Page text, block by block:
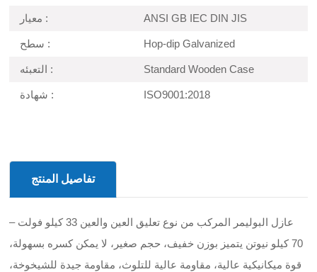
معيار : ANSI GB IEC DIN JIS
سطح : Hop-dip Galvanized
التعبئه : Standard Wooden Case
شهادة : ISO9001:2018
تفاصيل المنتج
عازل البوليمر المركب من نوع تعليق العين والعين 33 كيلو فولت –
70 كيلو نيوتن يتميز بوزن خفيف، حجم صغير، لا يمكن كسره بسهولة،
قوة ميكانيكية عالية، مقاومة عالية للتلوث، مقاومة جيدة للشيخوخة،